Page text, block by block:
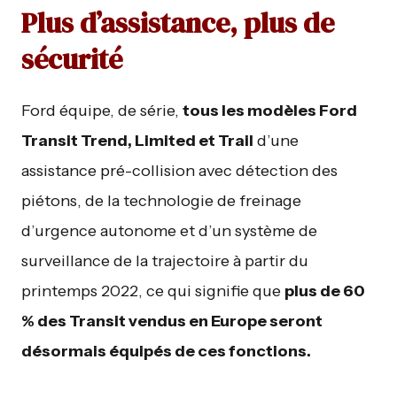
Plus d’assistance, plus de
sécurité
Ford équipe, de série, tous les modèles Ford
Transit Trend, Limited et Trail d’une
assistance pré-collision avec détection des
piétons, de la technologie de freinage
d’urgence autonome et d’un système de
surveillance de la trajectoire à partir du
printemps 2022, ce qui signifie que plus de 60
% des Transit vendus en Europe seront
désormais équipés de ces fonctions.